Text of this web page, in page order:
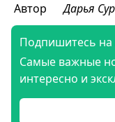
Автор Дарья
Подпишитесь на
Самые важные
интересно и